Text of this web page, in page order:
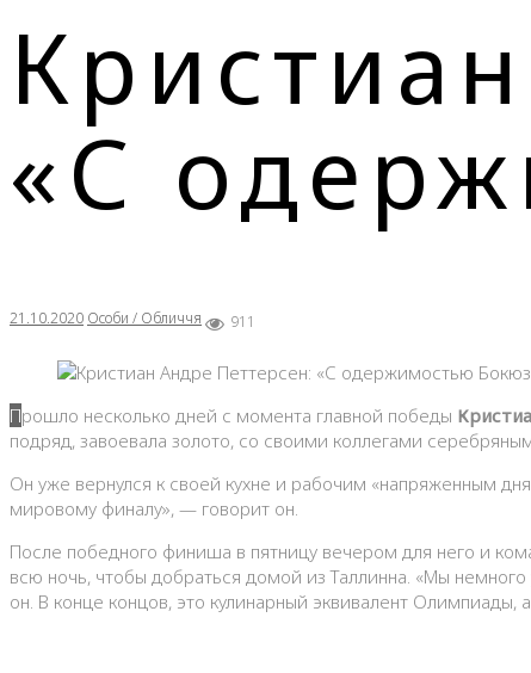
«С
21.10.2020 Особи / Обличчя 911
Прошло несколько дней с момента главной победы
подряд, завоевала золото, со своими коллегами
Он уже вернулся к своей кухне и рабочим «напряженным
мировому финалу», — говорит он.
После победного финиша в пятницу вечером для него и
всю ночь, чтобы добраться домой из Таллинна. «Мы немного
он. В конце концов, это кулинарный эквивалент